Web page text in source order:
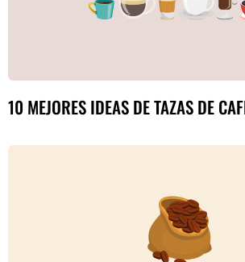
10 MEJORES IDEAS DE TAZAS DE